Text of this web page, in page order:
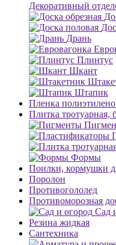
Декоративный
Дрань
Плинтус
Шкант
Штапик
Пленка
Плитка тротуарная,
Формы
Поилки, кормушки
Поролон
Противогололед
Противоморозная
Сад
Резина жидкая
Сантехника